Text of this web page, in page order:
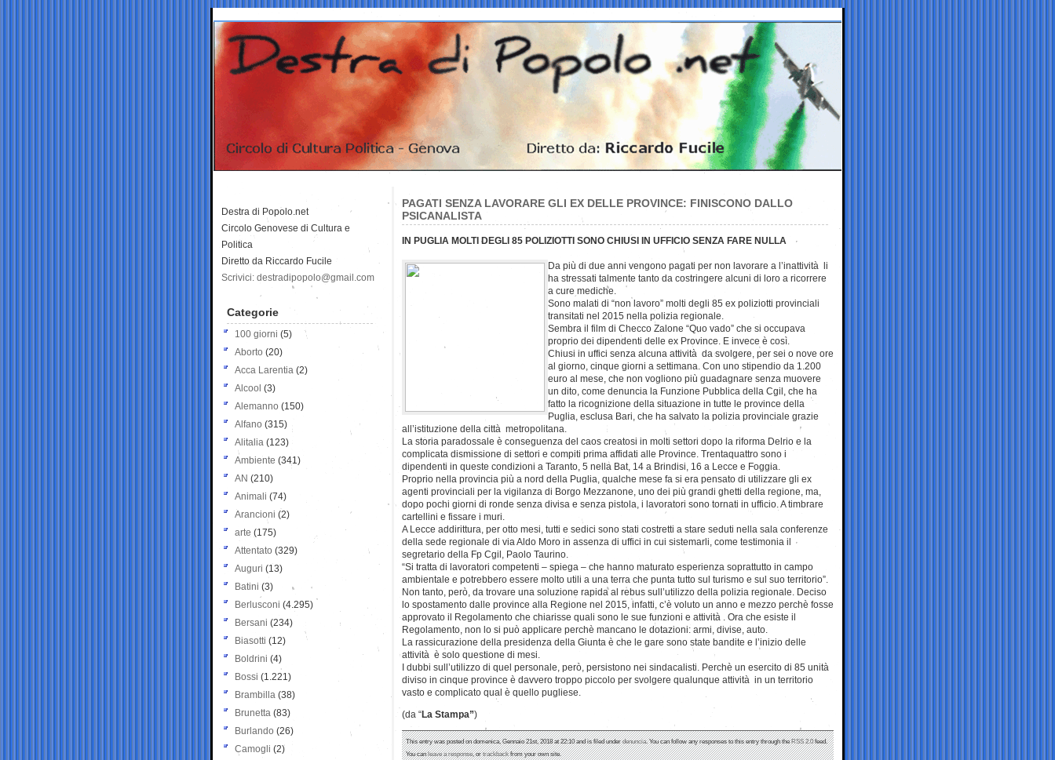
PAGATI SENZA LAVORARE GLI EX DELLE PROVINCE: FINISCONO DALLO
PSICANALISTA
IN PUGLIA MOLTI DEGLI 85 POLIZIOTTI SONO CHIUSI IN UFFICIO SENZA FARE NULLA
Da più di due anni vengono pagati per non lavorare a l’inattività li
ha stressati talmente tanto da costringere alcuni di loro a ricorrere
a cure mediche.
Sono malati di “non lavoro” molti degli 85 ex poliziotti provinciali
transitati nel 2015 nella polizia regionale.
Sembra il film di Checco Zalone “Quo vado” che si occupava
proprio dei dipendenti delle ex Province. E invece è così.
Chiusi in uffici senza alcuna attività da svolgere, per sei o nove ore
al giorno, cinque giorni a settimana. Con uno stipendio da 1.200
euro al mese, che non vogliono più guadagnare senza muovere
un dito, come denuncia la Funzione Pubblica della Cgil, che ha
fatto la ricognizione della situazione in tutte le province della
Puglia, esclusa Bari, che ha salvato la polizia provinciale grazie
all’istituzione della città metropolitana.
La storia paradossale è conseguenza del caos creatosi in molti settori dopo la riforma Delrio e la
complicata dismissione di settori e compiti prima affidati alle Province. Trentaquattro sono i
dipendenti in queste condizioni a Taranto, 5 nella Bat, 14 a Brindisi, 16 a Lecce e Foggia.
Proprio nella provincia più a nord della Puglia, qualche mese fa si era pensato di utilizzare gli ex
agenti provinciali per la vigilanza di Borgo Mezzanone, uno dei più grandi ghetti della regione, ma,
dopo pochi giorni di ronde senza divisa e senza pistola, i lavoratori sono tornati in ufficio. A timbrare
cartellini e fissare i muri.
A Lecce addirittura, per otto mesi, tutti e sedici sono stati costretti a stare seduti nella sala conferenze
della sede regionale di via Aldo Moro in assenza di uffici in cui sistemarli, come testimonia il
segretario della Fp Cgil, Paolo Taurino.
“Si tratta di lavoratori competenti – spiega – che hanno maturato esperienza soprattutto in campo
ambientale e potrebbero essere molto utili a una terra che punta tutto sul turismo e sul suo territorio”.
Non tanto, però, da trovare una soluzione rapida al rebus sull’utilizzo della polizia regionale. Deciso
lo spostamento dalle province alla Regione nel 2015, infatti, c’è voluto un anno e mezzo perchè fosse
approvato il Regolamento che chiarisse quali sono le sue funzioni e attività . Ora che esiste il
Regolamento, non lo si può applicare perchè mancano le dotazioni: armi, divise, auto.
La rassicurazione della presidenza della Giunta è che le gare sono state bandite e l’inizio delle
attività è solo questione di mesi.
I dubbi sull’utilizzo di quel personale, però, persistono nei sindacalisti. Perchè un esercito di 85 unità
diviso in cinque province è davvero troppo piccolo per svolgere qualunque attività in un territorio
vasto e complicato qual è quello pugliese.
(da “La Stampa”)
This entry was posted on domenica, Gennaio 21st, 2018 at 22:10 and is filed underdenuncia. You can follow any responses to this entry through theRSS 2.0feed.
You canleave a response, ortrackbackfrom your own site.
Destra di Popolo.net
Circolo Genovese di Cultura e
Politica
Diretto da Riccardo Fucile
Scrivici: destradipopolo@gmail.com
Categorie
100 giorni (5)
Aborto (20)
Acca Larentia (2)
Alcool (3)
Alemanno (150)
Alfano (315)
Alitalia (123)
Ambiente (341)
AN (210)
Animali (74)
Arancioni (2)
arte (175)
Attentato (329)
Auguri (13)
Batini (3)
Berlusconi (4.295)
Bersani (234)
Biasotti (12)
Boldrini (4)
Bossi (1.221)
Brambilla (38)
Brunetta (83)
Burlando (26)
Camogli (2)